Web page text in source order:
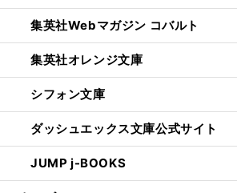
集英社Webマガジン コバルト
集英社オレンジ文庫
シフォン文庫
ダッシュエックス文庫公式サイト
JUMP j-BOOKS